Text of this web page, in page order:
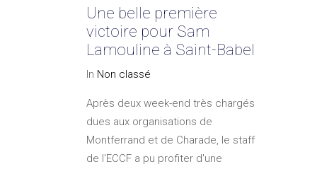
Une belle première
victoire pour Sam
Lamouline à Saint-Babel
In Non classé
Après deux week-end très chargés
dues aux organisations de
Montferrand et de Charade, le staff
de l'ECCF a pu profiter d'une